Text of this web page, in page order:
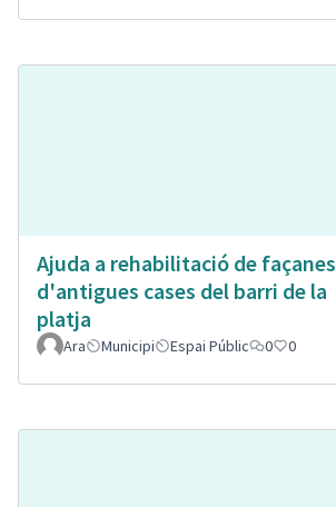
Ajuda a rehabilitació de façanes
d'antigues cases del barri de la
platja
Ara Municipi Espai Públic 0 0